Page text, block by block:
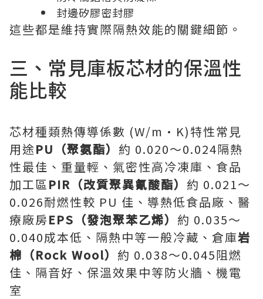
封邊矽膠密封膠
這些都是維持實際隔熱效能的關鍵細節。
三、常見庫板芯材的保溫性
能比較
芯材種類熱傳導係數 (W/m·K)特性常見
用途PU（聚氨酯） 約 0.020～0.024隔熱
性最佳、重量輕、氣密性高冷凍庫、食品
加工區PIR（改質聚異氰酸酯） 約 0.021～
0.026耐燃性較 PU 佳、導熱低食品廠、醫
療廠房EPS（發泡聚苯乙烯） 約 0.035～
0.040成本低、隔熱中等一般冷藏、倉庫岩
棉（Rock Wool） 約 0.038～0.045阻燃
佳、隔音好、保溫效果中等防火牆、機電
室